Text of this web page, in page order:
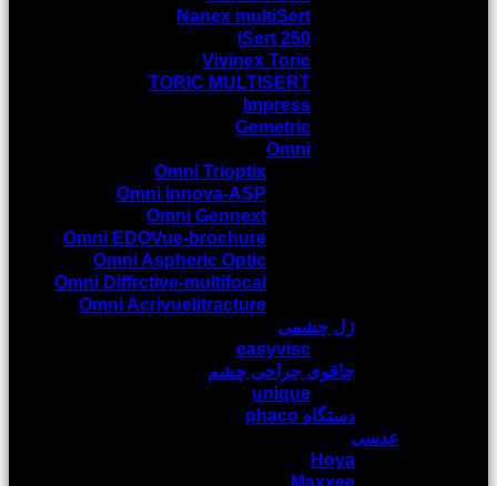
Nanex multiSert
iSert 250
Vivinex Toric
TORIC MULTISERT
Impress
Gemetric
Omni
Omni Trioptix
Omni Innova-ASP
Omni Gennext
Omni EDOVue-brochure
Omni Aspheric Optic
Omni Diffrctive-multifocal
Omni Acrivuelitracture
ژل چشمی
easyvisc
چاقوی جراحی چشم
unique
دستگاه phaco
عدسی
Hoya
Maxxee